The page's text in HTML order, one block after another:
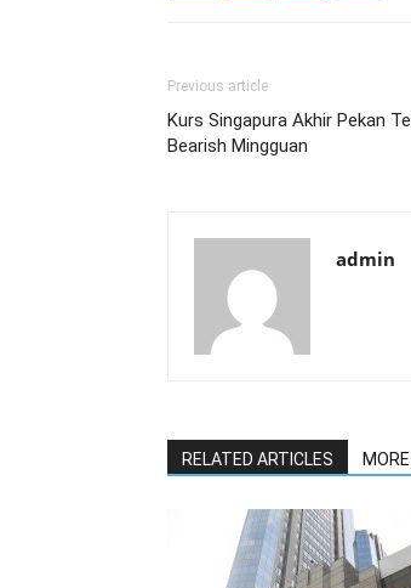
Previous article
Kurs Singapura Akhir Pekan
Bearish Mingguan
admin
RELATED ARTICLES